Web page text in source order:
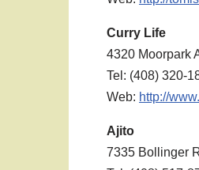
Curry Life
4320 Moorpark
Tel: (408) 320-
Web: http://
Ajito
7335 Bollinger